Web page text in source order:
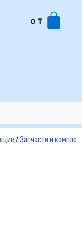
0 ₸
/Запчасти и